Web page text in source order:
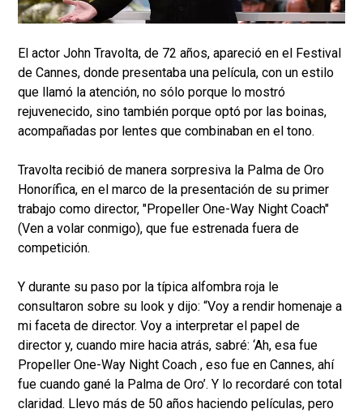
El actor John Travolta, de 72 años, apareció en el Festival
de Cannes, donde presentaba una película, con un estilo
que llamó la atención, no sólo porque lo mostró
rejuvenecido, sino también porque optó por las boinas,
acompañadas por lentes que combinaban en el tono.
Travolta recibió de manera sorpresiva la Palma de Oro
Honorífica, en el marco de la presentación de su primer
trabajo como director, "Propeller One-Way Night Coach"
(Ven a volar conmigo), que fue estrenada fuera de
competición.
Y durante su paso por la típica alfombra roja le
consultaron sobre su look y dijo: “Voy a rendir homenaje a
mi faceta de director. Voy a interpretar el papel de
director y, cuando mire hacia atrás, sabré: ‘Ah, esa fue
Propeller One-Way Night Coach , eso fue en Cannes, ahí
fue cuando gané la Palma de Oro’. Y lo recordaré con total
claridad. Llevo más de 50 años haciendo películas, pero